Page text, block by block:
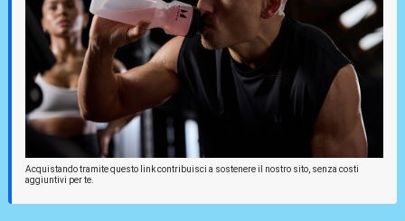
Acquistando tramite questo link contribuisci a sostenere il nostro sito, senza costi
aggiuntivi per te.